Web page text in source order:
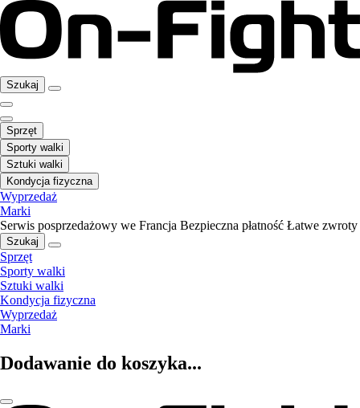
Szukaj
Sprzęt
Sporty walki
Sztuki walki
Kondycja fizyczna
Wyprzedaż
Marki
Serwis posprzedażowy we Francja Bezpieczna płatność Łatwe zwroty
Szukaj
Sprzęt
Sporty walki
Sztuki walki
Kondycja fizyczna
Wyprzedaż
Marki
Dodawanie do koszyka...